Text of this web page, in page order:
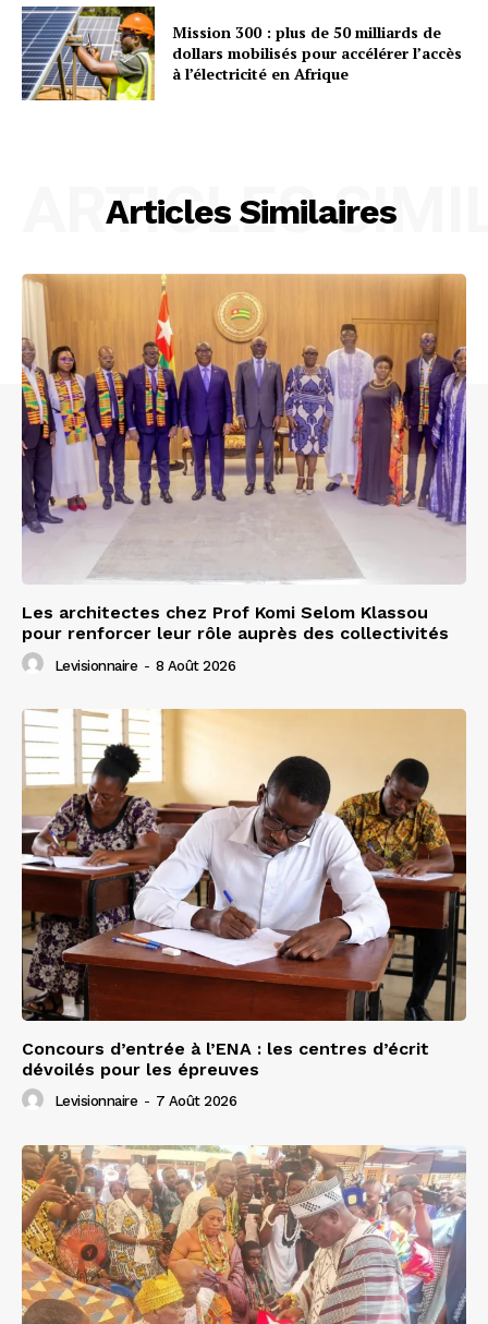
Mission 300 : plus de 50 milliards de
dollars mobilisés pour accélérer l’accès
à l’électricité en Afrique
Articles Similaires
ARTICLES
Les architectes chez Prof Komi Selom Klassou
pour renforcer leur rôle auprès des collectivités
Levisionnaire - 8 Août 2026
Concours d’entrée à l’ENA : les centres d’écrit
dévoilés pour les épreuves
Levisionnaire - 7 Août 2026